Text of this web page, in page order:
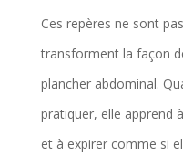
Ces repères ne sont
transforment la façon
plancher abdominal.
pratiquer, elle apprend
et à expirer comme si